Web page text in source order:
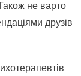
не варто
друзів